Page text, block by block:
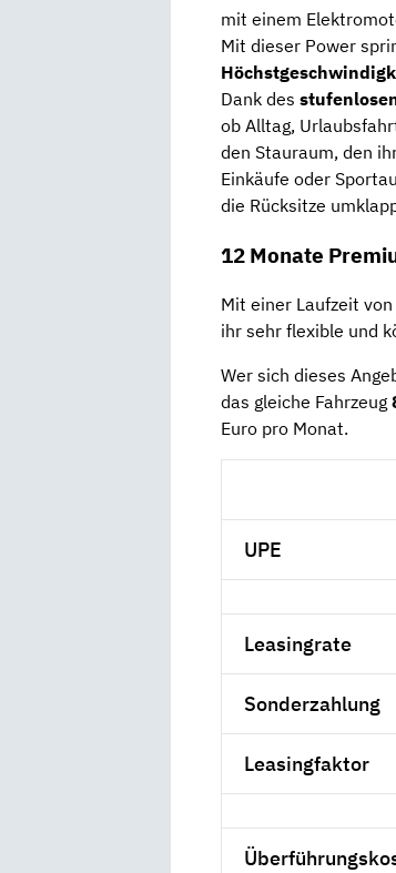
mit einem
Mit dieser Power
Dank des
ob Alltag,
den Stauraum, den
Einkäufe oder
die Rücksitze
12 Monate
Mit einer Laufzeit von
ihr sehr flexible und
Wer sich dieses
das gleiche Fahrzeug
Euro pro Monat.
UPE
Leasingrate
Sonderzahlung
Leasingfaktor